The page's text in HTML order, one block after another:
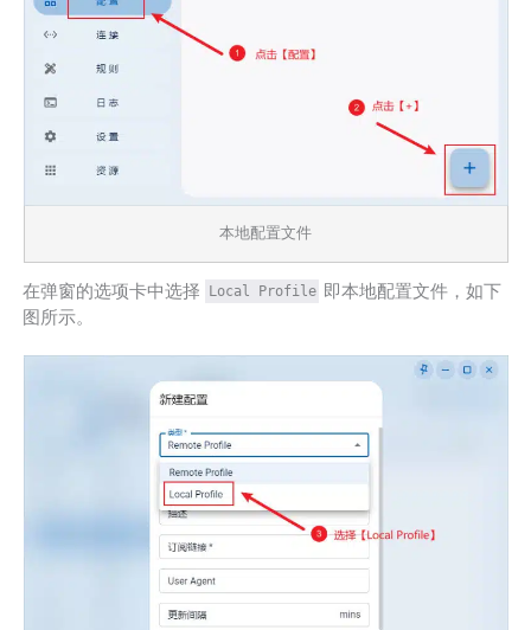
本地配置文件
在弹窗的选项卡中选择 Local Profile 即本地配置文件，如下
图所示。